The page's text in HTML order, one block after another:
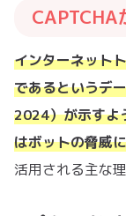
CAPTCHA
インターネット
であるというデ
2024）が示すよ
はボットの脅威
活用される主な